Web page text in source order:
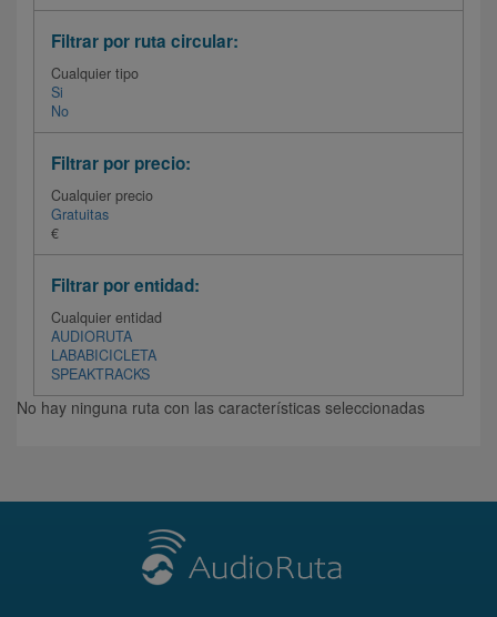
Filtrar por ruta circular:
Cualquier tipo
Si
No
Filtrar por precio:
Cualquier precio
Gratuitas
€
Filtrar por entidad:
Cualquier entidad
AUDIORUTA
LABABICICLETA
SPEAKTRACKS
No hay ninguna ruta con las características seleccionadas